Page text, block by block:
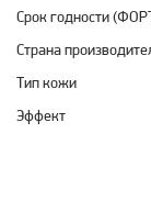
Срок годности
Страна
Тип кожи
Эффект